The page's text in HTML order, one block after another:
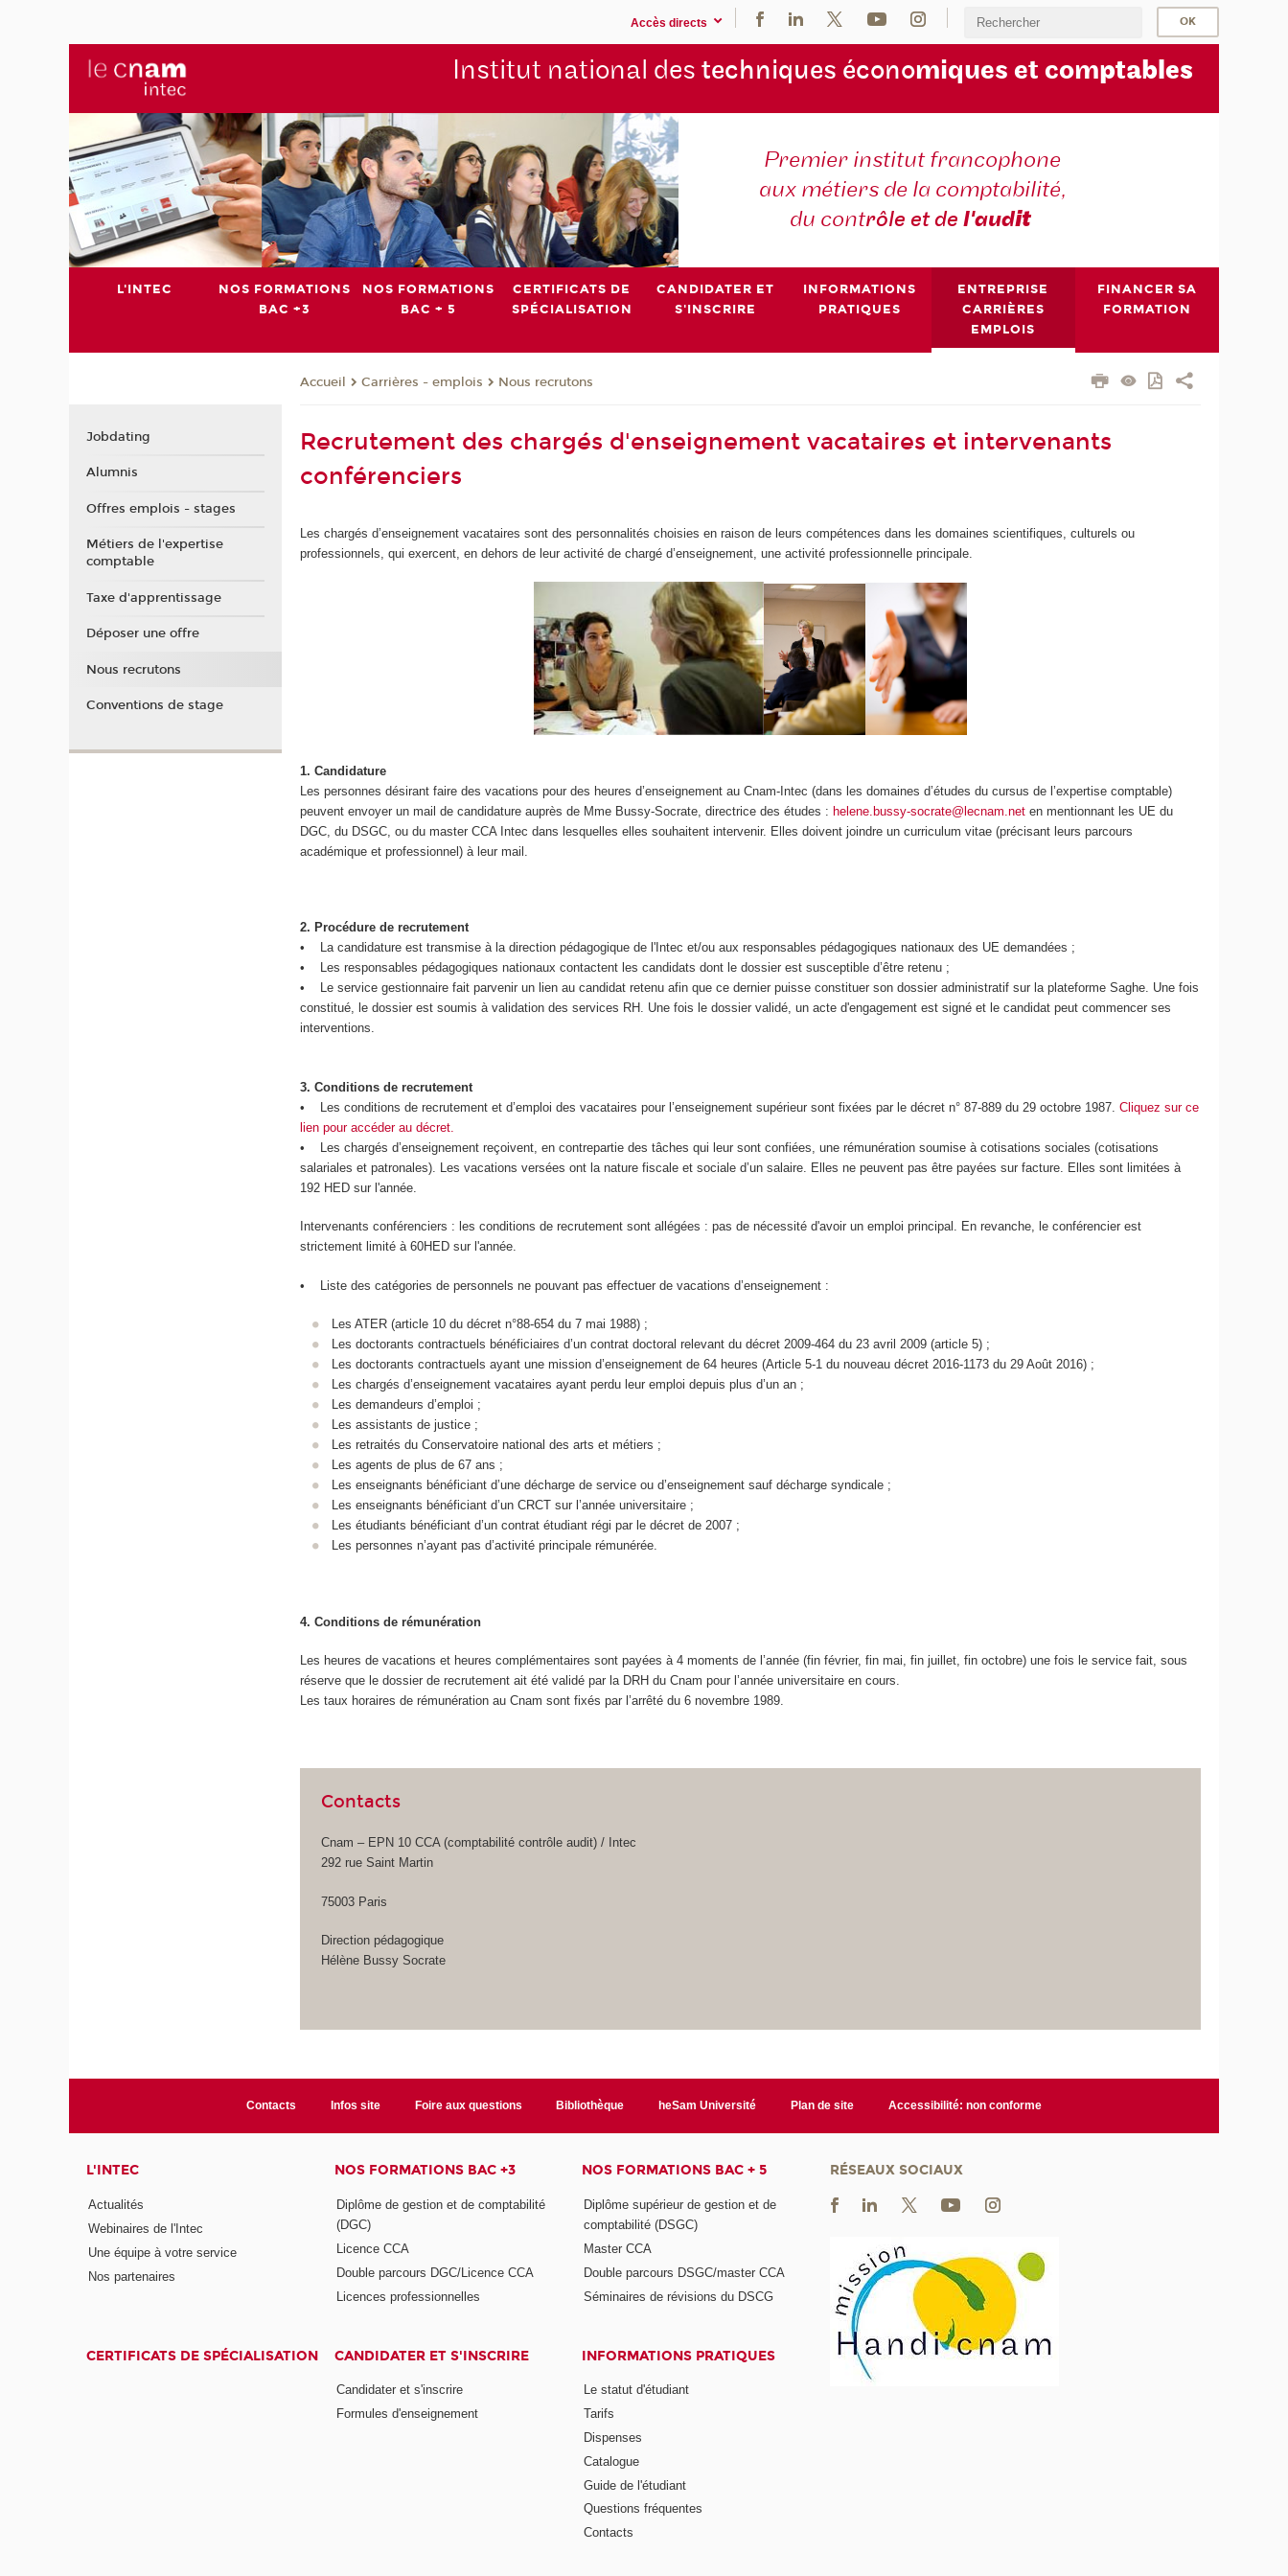
Accès directs
Institut national des techniques économiques et comptables
Premier institut francophone
aux métiers de la comptabilité,
du contrôle et del'audit
L'INTEC
NOS FORMATIONS
BAC +3
NOS FORMATIONS
BAC + 5
CERTIFICATS DE
SPÉCIALISATION
CANDIDATER ET
S'INSCRIRE
INFORMATIONS
PRATIQUES
ENTREPRISE
CARRIÈRES
EMPLOIS
FINANCER SA
FORMATION
Accueil Carrières - emplois Nous recrutons
Recrutement des chargés d'enseignement vacataires et intervenants
conférenciers
Les chargés d’enseignement vacataires sont des personnalités choisies en raison de leurs compétences dans les domaines scientifiques, culturels ou
professionnels, qui exercent, en dehors de leur activité de chargé d’enseignement, une activité professionnelle principale.
1.Candidature
Les personnes désirant faire des vacations pour des heures d’enseignement au Cnam-Intec (dans les domaines d’études du cursus de l’expertise comptable)
peuvent envoyer un mail de candidature auprès de Mme Bussy-Socrate, directrice des études : helene.bussy-socrate@lecnam.net en mentionnant les UE du
DGC, du DSGC, ou du master CCA Intec dans lesquelles elles souhaitent intervenir. Elles doivent joindre un curriculum vitae (précisant leurs parcours
académique et professionnel) à leur mail.
2. Procédure de recrutement
• La candidature est transmise à la direction pédagogique de l'Intec et/ou aux responsables pédagogiques nationaux des UE demandées ;
• Les responsables pédagogiques nationaux contactent les candidats dont le dossier est susceptible d’être retenu ;
• Le service gestionnaire fait parvenir un lien au candidat retenu afin que ce dernier puisse constituer son dossier administratif sur la plateforme Saghe. Une fois
constitué, le dossier est soumis à validation des services RH. Une fois le dossier validé, un acte d'engagement est signé et le candidat peut commencer ses
interventions.
3.Conditions de recrutement
• Les conditions de recrutement et d’emploi des vacataires pour l’enseignement supérieur sont fixées par le décret n° 87-889 du 29 octobre 1987.Cliquez sur ce
lien pour accéder au décret.
• Les chargés d’enseignement reçoivent, en contrepartie des tâches qui leur sont confiées, une rémunération soumise à cotisations sociales (cotisations
salariales et patronales). Les vacations versées ont la nature fiscale et sociale d’un salaire. Elles ne peuvent pas être payées sur facture. Elles sont limitées à
192 HED sur l'année.
Intervenants conférenciers : les conditions de recrutement sont allégées : pas de nécessité d'avoir un emploi principal. En revanche, le conférencier est
strictement limité à 60HED sur l'année.
• Liste des catégories de personnels ne pouvant pas effectuer de vacations d’enseignement :
Les ATER (article 10 du décret n°88-654 du 7 mai 1988) ;
Les doctorants contractuels bénéficiaires d’un contrat doctoral relevant du décret 2009-464 du 23 avril 2009 (article 5) ;
Les doctorants contractuels ayant une mission d’enseignement de 64 heures (Article 5-1 du nouveau décret 2016-1173 du 29 Août 2016) ;
Les chargés d’enseignement vacataires ayant perdu leur emploi depuis plus d’un an ;
Les demandeurs d’emploi ;
Les assistants de justice ;
Les retraités du Conservatoire national des arts et métiers ;
Les agents de plus de 67 ans ;
Les enseignants bénéficiant d’une décharge de service ou d’enseignement sauf décharge syndicale ;
Les enseignants bénéficiant d’un CRCT sur l’année universitaire ;
Les étudiants bénéficiant d’un contrat étudiant régi par le décret de 2007 ;
Les personnes n’ayant pas d’activité principale rémunérée.
4.Conditions de rémunération
Les heures de vacations et heures complémentaires sont payées à 4 moments de l’année (fin février, fin mai, fin juillet, fin octobre) une fois le service fait, sous
réserve que le dossier de recrutement ait été validé par la DRH du Cnam pour l’année universitaire en cours.
Les taux horaires de rémunération au Cnam sont fixés par l’arrêté du 6 novembre 1989.
Contacts
Cnam – EPN 10 CCA (comptabilité contrôle audit) / Intec
292 rue Saint Martin
75003 Paris
Direction pédagogique
Hélène Bussy Socrate
Jobdating
Alumnis
Offres emplois - stages
Métiers de l'expertise
comptable
Taxe d'apprentissage
Déposer une offre
Nous recrutons
Conventions de stage
Contacts Infos site Foire aux questions Bibliothèque heSam Université Plan de site Accessibilité: non conforme
L'INTEC
Actualités
Webinaires de l'Intec
Une équipe à votre service
Nos partenaires
NOS FORMATIONS BAC +3
Diplôme de gestion et de comptabilité
(DGC)
Licence CCA
Double parcours DGC/Licence CCA
Licences professionnelles
NOS FORMATIONS BAC + 5
Diplôme supérieur de gestion et de
comptabilité (DSGC)
Master CCA
Double parcours DSGC/master CCA
Séminaires de révisions du DSCG
CERTIFICATS DE SPÉCIALISATION CANDIDATER ET S'INSCRIRE
Candidater et s'inscrire
Formules d'enseignement
INFORMATIONS PRATIQUES
Le statut d'étudiant
Tarifs
Dispenses
Catalogue
Guide de l'étudiant
Questions fréquentes
Contacts
RÉSEAUX SOCIAUX